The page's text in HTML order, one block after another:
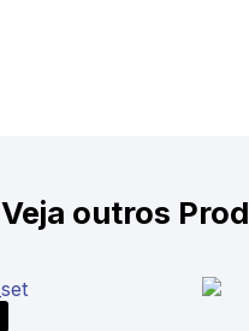
Veja outros